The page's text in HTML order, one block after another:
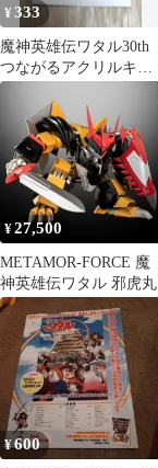
¥333
魔神英雄伝ワタル30th
つながるアクリルキー
ホルダー スズメ
¥27,500
METAMOR-FORCE 魔
神英雄伝ワタル 邪虎丸
¥600